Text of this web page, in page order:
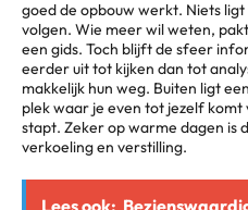
goed de opbouw werkt. Niets
volgen. Wie meer wil weten,
een gids. Toch blijft de sfeer
eerder uit tot kijken dan tot
makkelijk hun weg. Buiten ligt
plek waar je even tot jezelf
stapt. Zeker op warme dagen is
verkoeling en verstilling.
Lees ook: